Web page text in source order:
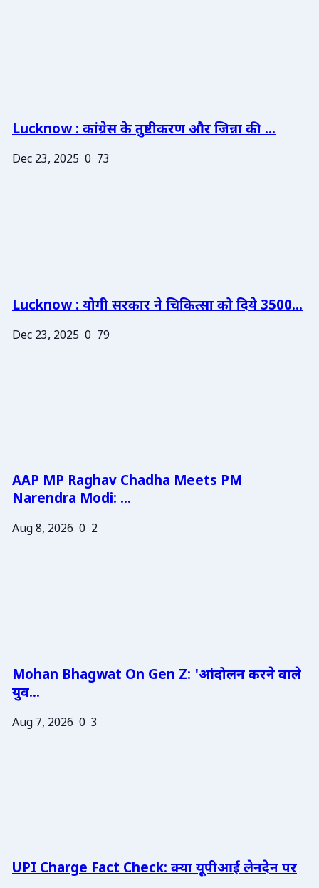
Lucknow : कांग्रेस के तुष्टीकरण और जिन्ना की ...
Dec 23, 2025 0 73
Lucknow : योगी सरकार ने चिकित्सा को दिये 3500...
Dec 23, 2025 0 79
AAP MP Raghav Chadha Meets PM
Narendra Modi: ...
Aug 8, 2026 0 2
Mohan Bhagwat On Gen Z: 'आंदोलन करने वाले
युव...
Aug 7, 2026 0 3
UPI Charge Fact Check: क्या यूपीआई लेनदेन पर